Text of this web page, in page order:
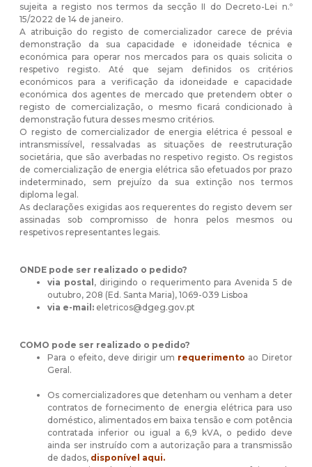
sujeita a registo nos termos da secção II do Decreto-Lei n.º
15/2022 de 14 de janeiro.
A atribuição do registo de comercializador carece de prévia
demonstração da sua capacidade e idoneidade técnica e
económica para operar nos mercados para os quais solicita o
respetivo registo. Até que sejam definidos os critérios
económicos para a verificação da idoneidade e capacidade
económica dos agentes de mercado que pretendem obter o
registo de comercialização, o mesmo ficará condicionado à
demonstração futura desses mesmo critérios.
O registo de comercializador de energia elétrica é pessoal e
intransmissível, ressalvadas as situações de reestruturação
societária, que são averbadas no respetivo registo. Os registos
de comercialização de energia elétrica são efetuados por prazo
indeterminado, sem prejuízo da sua extinção nos termos
diploma legal.
As declarações exigidas aos requerentes do registo devem ser
assinadas sob compromisso de honra pelos mesmos ou
respetivos representantes legais.
ONDE pode ser realizado o pedido?
via postal , dirigindo o requerimento para Avenida 5 de
outubro, 208 (Ed. Santa Maria), 1069-039 Lisboa
via e-mail: eletricos@dgeg.gov.pt
COMO pode ser realizado o pedido?
Para o efeito, deve dirigir um requerimento ao Diretor
Geral.
Os comercializadores que detenham ou venham a deter
contratos de fornecimento de energia elétrica para uso
doméstico, alimentados em baixa tensão e com potência
contratada inferior ou igual a 6,9 kVA, o pedido deve
ainda ser instruído com a autorização para a transmissão
de dados, disponível aqui.